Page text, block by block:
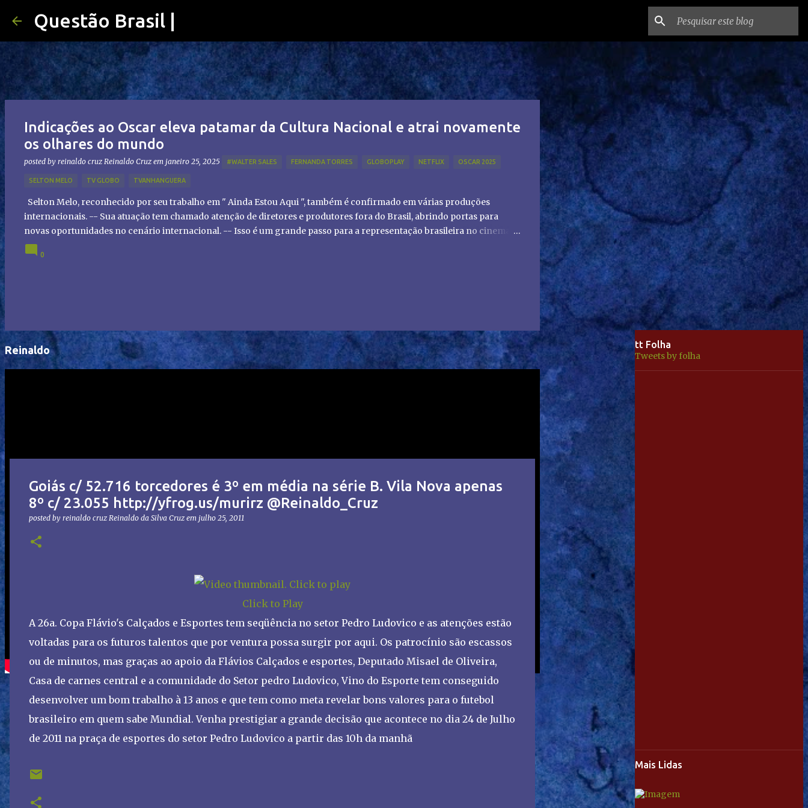
Questão Brasil |
Indicações ao Oscar eleva patamar da Cultura Nacional e atrai novamente
os olhares do mundo
posted by reinaldo cruz Reinaldo Cruz em janeiro 25, 2025 #WALTER SALES FERNANDA TORRES GLOBOPLAY NETFLIX OSCAR 2025
SELTON MELO TV GLOBO TVANHANGUERA
Selton Melo, reconhecido por seu trabalho em " Ainda Estou Aqui ", também é confirmado em várias produções
internacionais. -- Sua atuação tem chamado atenção de diretores e produtores fora do Brasil, abrindo portas para
novas oportunidades no cenário internacional. -- Isso é um grande passo para a representação brasileira no cinema
global!
0
Reinaldo
Goiás c/ 52.716 torcedores é 3º em média na série B. Vila Nova apenas
8º c/ 23.055 http://yfrog.us/murirz @Reinaldo_Cruz
posted by reinaldo cruz Reinaldo da Silva Cruz em julho 25, 2011
Click to Play
A 26a. Copa Flávio's Calçados e Esportes tem seqüência no setor Pedro Ludovico e as atenções estão
voltadas para os futuros talentos que por ventura possa surgir por aqui. Os patrocínio são escassos
ou de minutos, mas graças ao apoio da Flávios Calçados e esportes, Deputado Misael de Oliveira,
Casa de carnes central e a comunidade do Setor pedro Ludovico, Vino do Esporte tem conseguido
desenvolver um bom trabalho à 13 anos e que tem como meta revelar bons valores para o futebol
brasileiro em quem sabe Mundial. Venha prestigiar a grande decisão que acontece no dia 24 de Julho
de 2011 na praça de esportes do setor Pedro Ludovico a partir das 10h da manhã
tt Folha
Tweets by folha
Mais Lidas